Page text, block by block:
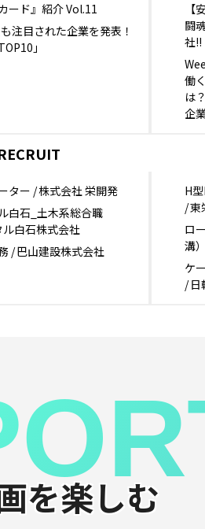
ード』紹介 Vol.11
注目された企業を発表！
」
【
闘
社!!
働
は
企
ター 株式会社 栄開発
白石_土木系総合職
白石株式会社
巴山建設株式会社
H
東
ロ
溝）
ケ
を楽しむ